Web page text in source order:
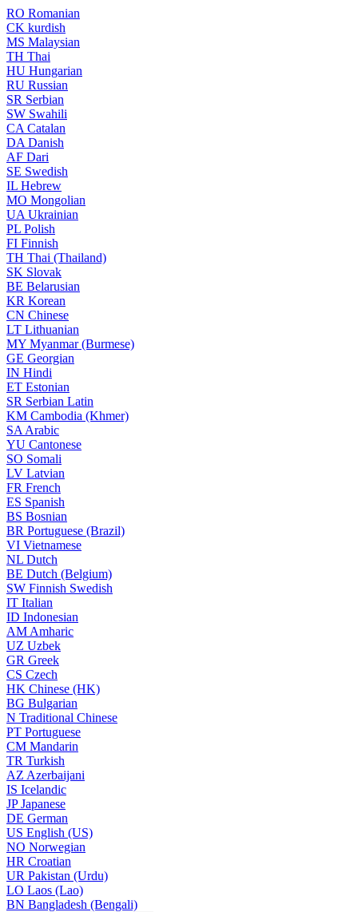
RO Romanian
CK kurdish
MS Malaysian
TH Thai
HU Hungarian
RU Russian
SR Serbian
SW Swahili
CA Catalan
DA Danish
AF Dari
SE Swedish
IL Hebrew
MO Mongolian
UA Ukrainian
PL Polish
FI Finnish
TH Thai (Thailand)
SK Slovak
BE Belarusian
KR Korean
CN Chinese
LT Lithuanian
MY Myanmar (Burmese)
GE Georgian
IN Hindi
ET Estonian
SR Serbian Latin
KM Cambodia (Khmer)
SA Arabic
YU Cantonese
SO Somali
LV Latvian
FR French
ES Spanish
BS Bosnian
BR Portuguese (Brazil)
VI Vietnamese
NL Dutch
BE Dutch (Belgium)
SW Finnish Swedish
IT Italian
ID Indonesian
AM Amharic
UZ Uzbek
GR Greek
CS Czech
HK Chinese (HK)
BG Bulgarian
N Traditional Chinese
PT Portuguese
CM Mandarin
TR Turkish
AZ Azerbaijani
IS Icelandic
JPJapanese
DE German
US English (US)
NO Norwegian
HR Croatian
UR Pakistan (Urdu)
LO Laos (Lao)
BN Bangladesh (Bengali)